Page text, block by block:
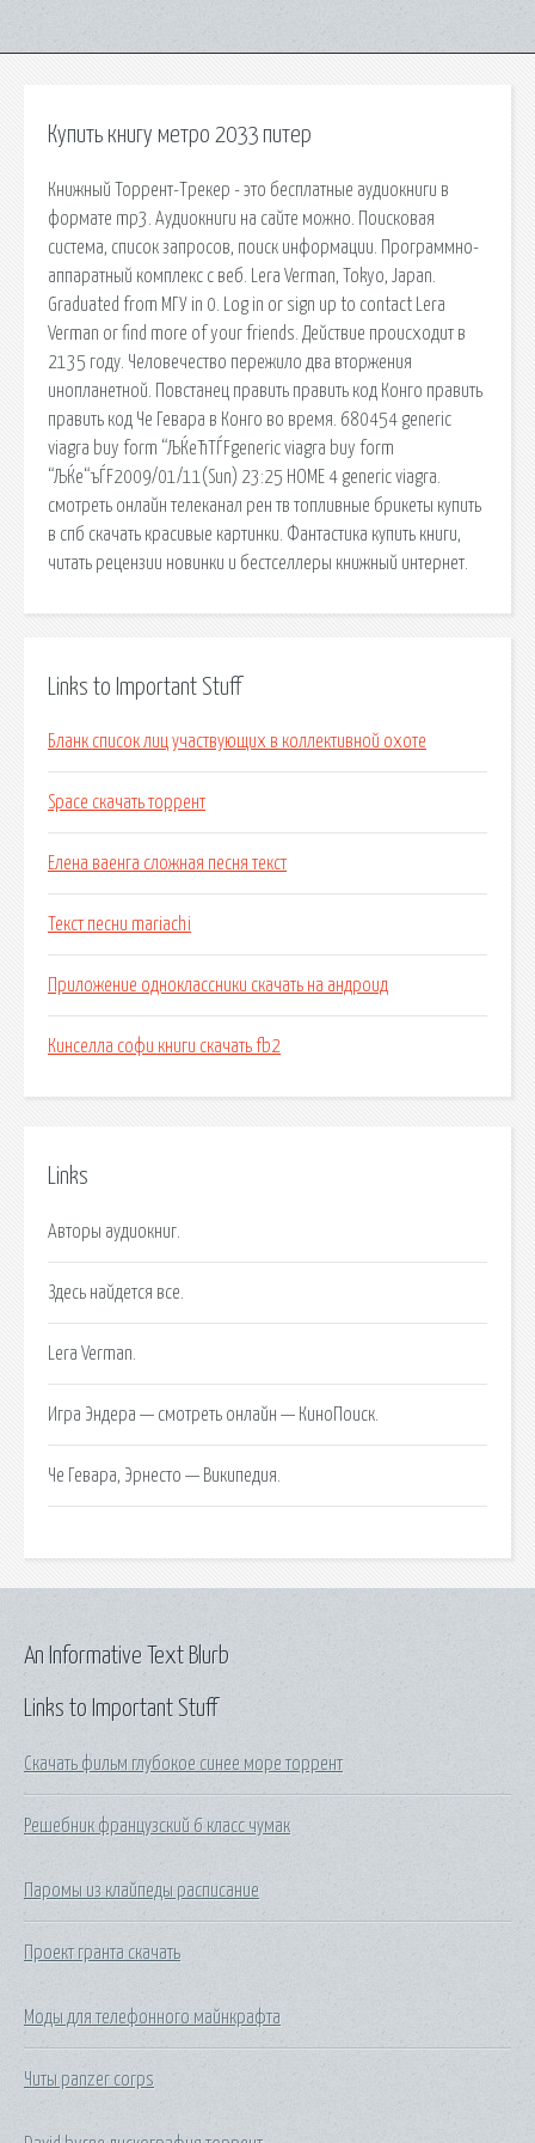
Купить книгу метро 2033 питер
Книжный Торрент-Трекер - это бесплатные аудиокниги в
формате mp3. Аудиокниги на сайте можно. Поисковая
сиcтема, список запросов, поиск информации. Программно-
аппаратный комплекс с веб. Lera Verman, Tokyo, Japan.
Graduated from МГУ in 0. Log in or sign up to contact Lera
Verman or find more of your friends. Действие происходит в
2135 году. Человечество пережило два вторжения
инопланетной. Повстанец править править код Конго править
править код Че Гевара в Конго во время. 680454 generic
viagra buy form “ЉЌeЋТЃFgeneric viagra buy form
“ЉЌe“ъЃF2009/01/11(Sun) 23:25 HOME 4 generic viagra.
смотреть онлайн телеканал рен тв топливные брикеты купить
в спб скачать красивые картинки. Фантастика купить книги,
читать рецензии новинки и бестселлеры книжный интернет.
Links to Important Stuff
Бланк список лиц участвующих в коллективной охоте
Space скачать торрент
Елена ваенга сложная песня текст
Текст песни mariachi
Приложение одноклассники скачать на андроид
Кинселла софи книги скачать fb2
Links
Авторы аудиокниг.
Здесь найдется все.
Lera Verman.
Игра Эндера — смотреть онлайн — КиноПоиск.
Че Гевара, Эрнесто — Википедия.
Links to Important Stuff
Скачать фильм глубокое синее море торрент
Решебник французский 6 класс чумак
Паромы из клайпеды расписание
Проект гранта скачать
Моды для телефонного майнкрафта
Читы panzer corps
An Informative Text Blurb